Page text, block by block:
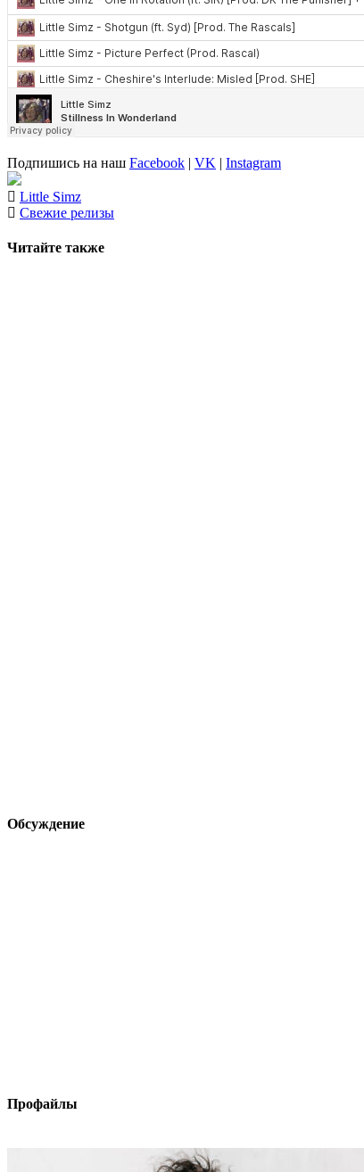
Подпишись на наш Facebook | VK | Instagram
Little Simz
Свежие релизы
Читайте также
Обсуждение
Профайлы